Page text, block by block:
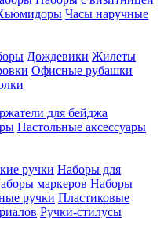
Часы наручные
Дождевики Жилеты
Офисные рубашки
для бейджа
Настольные аксессуары
ручки Наборы для
маркеров Наборы
ручки Пластиковые
Ручки-стилусы